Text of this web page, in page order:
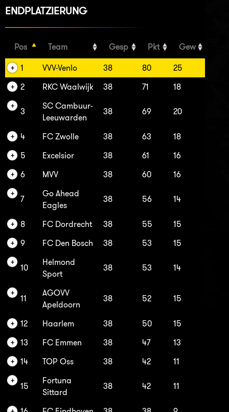
ENDPLATZIERUNG
Pos Team Gesp Pkt Gew
1 VVV-Venlo 38 80
25
2
RKC Waalwijk 38 71 18
3
SC Cambuur-
Leeuwarden
38 69 20
4 FC Zwolle 38 63
18
5
Excelsior 38 61
16
6
MVV 38 60 16
7
Go Ahead
Eagles
38 56 14
8 FC Dordrecht 38 55
15
9
FC Den Bosch 38 53 15
10
Helmond
Sport
38 53 14
11
AGOVV
Apeldoorn
38 52 15
12 Haarlem 38 50
15
13
FC Emmen 38 47
13
14
TOP Oss 38 42 11
15
Fortuna
Sittard
38 42 11